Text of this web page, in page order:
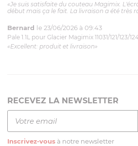
«Je suis satisfaite du couteau Magimix.
début mais ça le fait. La livraison a été très
Bernard le 23/06/2026 à 09:43
Pale 1.1L pour Glacier Magimix 11031/121/123/
«Excellent: produit et livraison»
RECEVEZ LA NEWSLETTER
Inscrivez-vous à notre newsletter